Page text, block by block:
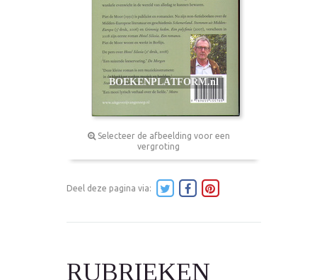
Selecteer de afbeelding voor een
vergroting
Deel deze pagina via:
RUBRIEKEN